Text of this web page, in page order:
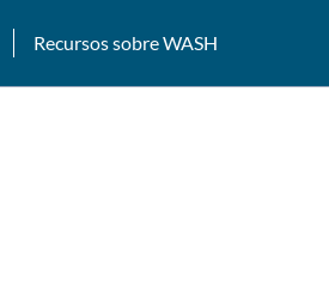
Recursos sobre WASH